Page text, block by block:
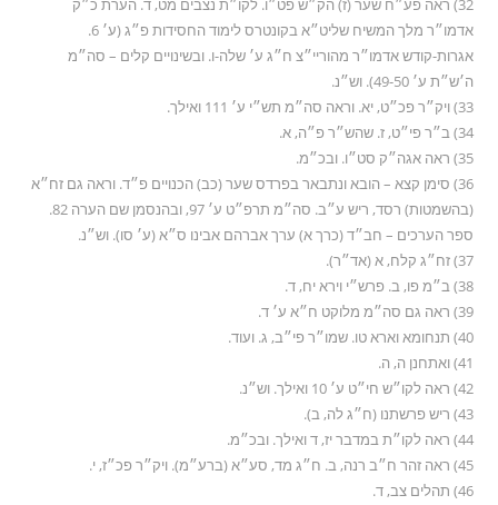
32) ראה פע״ח שער (ז) הק״ש פט״ו. לקו״ת נצבים מט, ד. הערת כ״ק
אדמו״ר מלך המשיח שליט״א בקונטרס לימוד החסידות פ״ג (ע׳ 6.
אגרות-קודש אדמו״ר מהוריי״צ ח״ג ע׳ שלה-ו. ובשינויים קלים – סה״מ
ה׳ש״ת ע׳ 49-50). וש״נ.
33) ויק״ר פכ״ט, יא. וראה סה״מ תש״י ע׳ 111 ואילך.
34) ב״ר פי״ט, ז. שהש״ר פ״ה, א.
35) ראה אגה״ק סט״ו. ובכ״מ.
36) סימן קצא – הובא ונתבאר בפרדס שער (כב) הכנויים פ״ד. וראה גם זח״א
(בהשמטות) רסד, ריש ע״ב. סה״מ תרפ״ט ע׳ 97, ובהנסמן שם הערה 82.
ספר הערכים – חב״ד (כרך א) ערך אברהם אבינו ס״א (ע׳ סו). וש״נ.
37) זח״ג קלח, א (אד״ר).
38) ב״מ פו, ב. פרש״י וירא יח, ד.
39) ראה גם סה״מ מלוקט ח״א ע׳ ד.
40) תנחומא וארא טו. שמו״ר פי״ב, ג. ועוד.
41) ואתחנן ה, ה.
42) ראה לקו״ש חי״ט ע׳ 10 ואילך. וש״נ.
43) ריש פרשתנו (ח״ג לה, ב).
44) ראה לקו״ת במדבר יז, ד ואילך. ובכ״מ.
45) ראה זהר ח״ב רנה, ב. ח״ג מד, סע״א (ברע״מ). ויק״ר פכ״ז, י.
46) תהלים צב, ד.